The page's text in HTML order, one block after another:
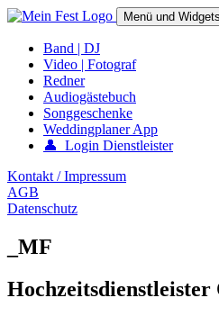
Springe
Inhalt
mein-fest.at – Band / Fotograf für
Menü und Widgets
Band | DJ
Video | Fotograf
Redner
Audiogästebuch
Songgeschenke
Weddingplaner App
👤 Login Dienstleister
Kontakt / Impressum
AGB
Datenschutz
_MF